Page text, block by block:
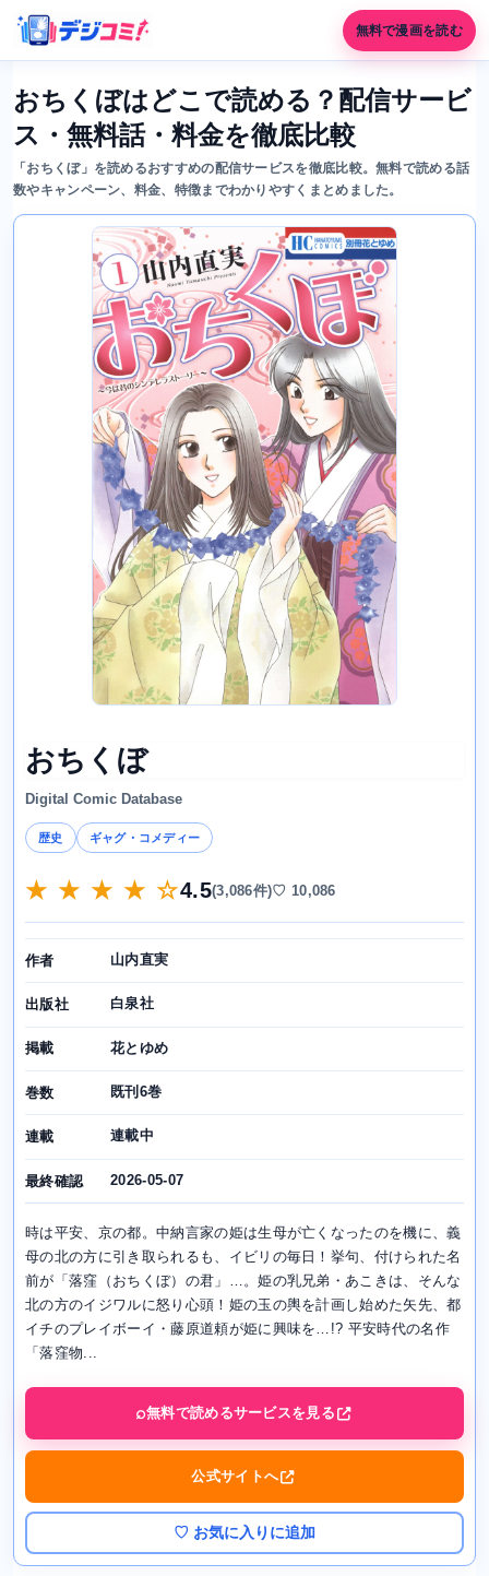
無料で漫画を読む
おちくぼはどこで読める？配信サービ
ス・無料話・料金を徹底比較
「おちくぼ」を読めるおすすめの配信サービスを徹底比較。無料で読める話
数やキャンペーン、料金、特徴までわかりやすくまとめました。
おちくぼ
Digital Comic Database
歴史 ギャグ・コメディー
★ ★ ★ ★ ☆4.5(3,086件)♡ 10,086
作者 山内直実
出版社 白泉社
掲載 花とゆめ
巻数 既刊6巻
連載 連載中
最終確認 2026-05-07
時は平安、京の都。中納言家の姫は生母が亡くなったのを機に、義
母の北の方に引き取られるも、イビリの毎日！挙句、付けられた名
前が「落窪（おちくぼ）の君」…。姫の乳兄弟・あこきは、そんな
北の方のイジワルに怒り心頭！姫の玉の輿を計画し始めた矢先、都
イチのプレイボーイ・藤原道頼が姫に興味を…!? 平安時代の名作
「落窪物...
無料で読めるサービスを見る
公式サイトへ
♡ お気に入りに追加